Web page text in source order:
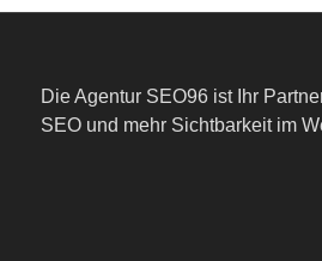
Die Agentur SEO96 ist Ihr
SEO und mehr Sichtbarkeit im